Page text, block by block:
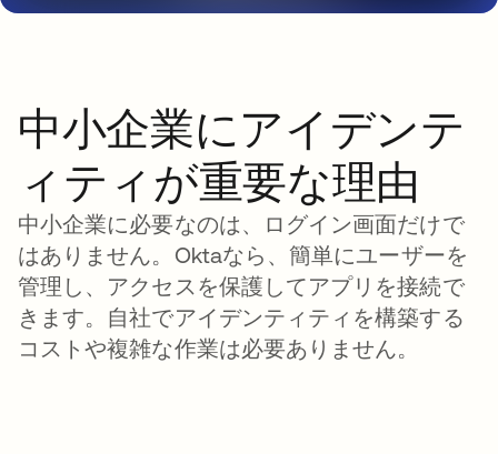
中小企業にアイデンテ
ィティが重要な理由
中小企業に必要なのは、ログイン画面だけで
はありません。Oktaなら、簡単にユーザーを
管理し、アクセスを保護してアプリを接続で
きます。自社でアイデンティティを構築する
コストや複雑な作業は必要ありません。